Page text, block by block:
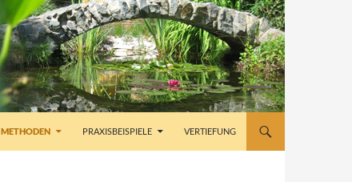
METHODEN PRAXISBEISPIELE VERTIEFUNG